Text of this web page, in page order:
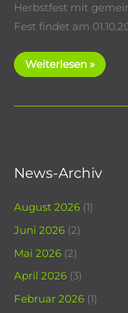
Herbstfest mit
Fest findet am
JUBU
Performance
2022
Weiterlesen »
News-Archiv
August 2026 (1)
Juni 2026 (2)
Mai 2026 (2)
April 2026 (3)
Februar 2026 (1)